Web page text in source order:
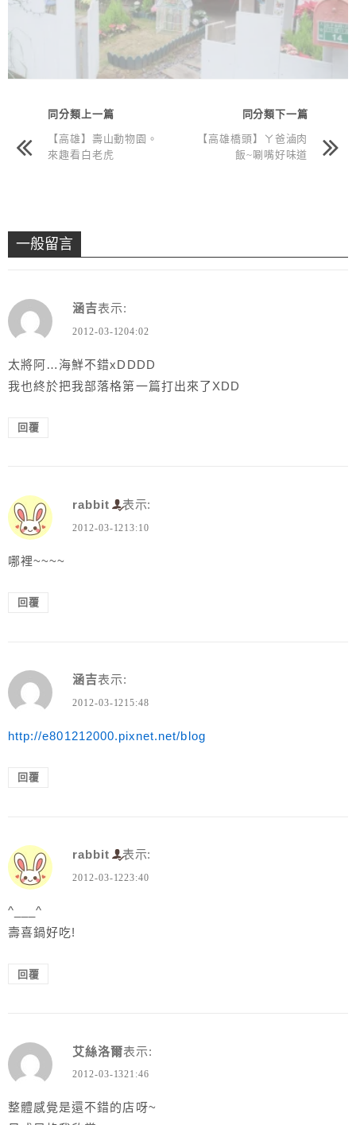
同分類上一篇
【高雄】壽山動物園。
來趣看白老虎
同分類下一篇
【高雄橋頭】ㄚ爸滷肉
飯~唰嘴好味道
一般留言
涵吉表示:
2012-03-1204:02
太將阿…海鮮不錯xDDDD
我也終於把我部落格第一篇打出來了XDD
回覆
rabbit 表示:
2012-03-1213:10
哪裡~~~~
回覆
涵吉表示:
2012-03-1215:48
http://e801212000.pixnet.net/blog
回覆
rabbit 表示:
2012-03-1223:40
^___^
壽喜鍋好吃!
回覆
艾絲洛爾表示:
2012-03-1321:46
整體感覺是還不錯的店呀~